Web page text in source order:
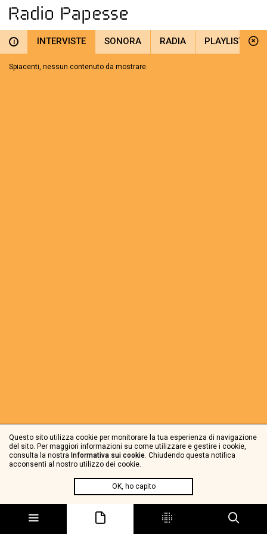
i INTERVISTE SONORA RADIA PLAYLIST
Spiacenti, nessun contenuto da mostrare.
Questo sito utilizza cookie per monitorare la tua esperienza di navigazione
del sito. Per maggiori informazioni su come utilizzare e gestire i cookie,
consulta la nostra Informativa sui cookie. Chiudendo questa notifica
acconsenti al nostro utilizzo dei cookie.
OK, ho capito